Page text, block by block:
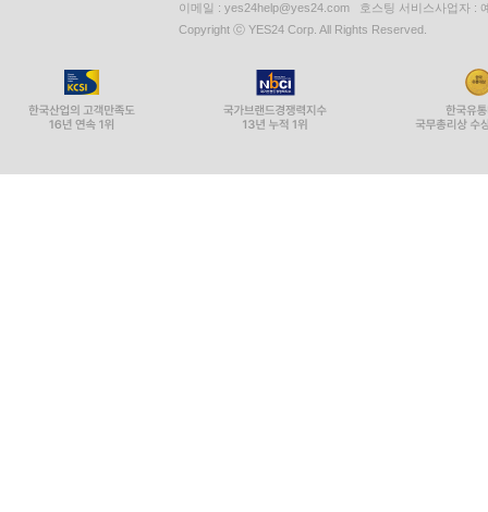
이메일 : yes24help@yes24.com 호스팅 서비스사업자 :
Copyright ⓒ YES24 Corp. All Rights Reserved.